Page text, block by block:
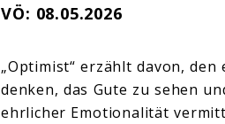
VÖ: 08.05.2026
„Optimist“ erzählt davon,
denken, das Gute zu sehen
ehrlicher Emotionalität